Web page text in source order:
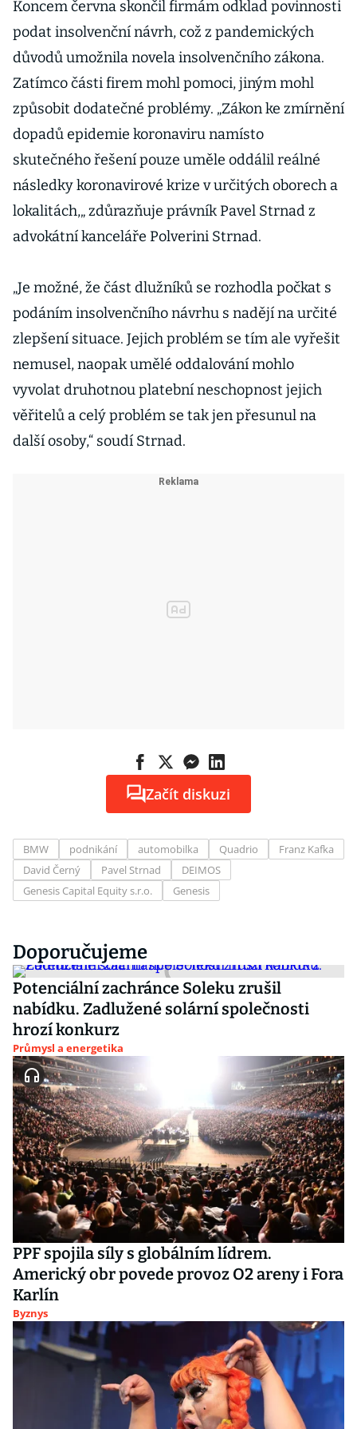
Koncem června skončil firmám odklad povinnosti
podat insolvenční návrh, což z pandemických
důvodů umožnila novela insolvenčního zákona.
Zatímco části firem mohl pomoci, jiným mohl
způsobit dodatečné problémy. „Zákon ke zmírnění
dopadů epidemie koronaviru namísto
skutečného řešení pouze uměle oddálil reálné
následky koronavirové krize v určitých oborech a
lokalitách,„ zdůrazňuje právník Pavel Strnad z
advokátní kanceláře Polverini Strnad.
„Je možné, že část dlužníků se rozhodla počkat s
podáním insolvenčního návrhu s nadějí na určité
zlepšení situace. Jejich problém se tím ale vyřešit
nemusel, naopak umělé oddalování mohlo
vyvolat druhotnou platební neschopnost jejich
věřitelů a celý problém se tak jen přesunul na
další osoby,“ soudí Strnad.
Začít diskuzi
BMW podnikání automobilka Quadrio
Franz Kafka
David Černý
Pavel Strnad
DEIMOS
Genesis Capital Equity s.r.o.
Genesis
Doporučujeme
Potenciální zachránce Soleku zrušil
nabídku. Zadlužené solární společnosti
hrozí konkurz
Průmysl a energetika
PPF spojila síly s globálním lídrem.
Americký obr povede provoz O2 areny i Fora
Karlín
Byznys